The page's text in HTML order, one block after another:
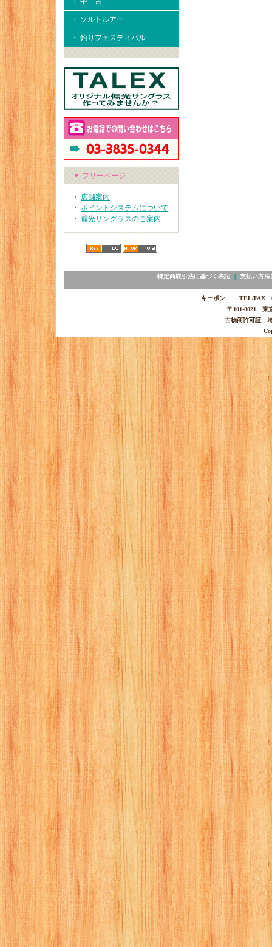
・ ソルトルアー
・ 釣りフェスティバル
▼ フリーページ
・ 店舗案内
・ ポイントシステムについて
・ 偏光サングラスのご案内
特定商取引法に基づく表記｜ 支払い方法
キーポン TEL/FAX
〒101-0021 東
古物商許可証